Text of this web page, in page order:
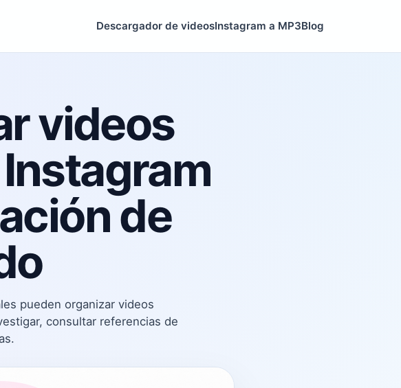
Descargador de videosInstagram a MP3Blog
videos
de
pueden organizar videos
consultar referencias de